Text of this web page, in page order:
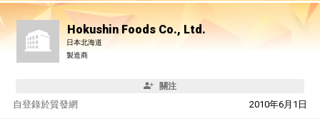
Hokushin Foods Co., Ltd.
日本北海道
製造商
關注
自 2010年6月1日
登錄於貿發網